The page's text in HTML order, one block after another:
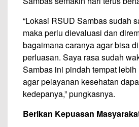
“Lokasi RSUD Sambas sudah
maka perlu dievaluasi dan
bagaimana caranya agar bisa
perluasan. Saya rasa sudah
Sambas ini pindah tempat
agar pelayanan kesehatan
kedepanya,” pungkasnya.
Berikan Kepuasan